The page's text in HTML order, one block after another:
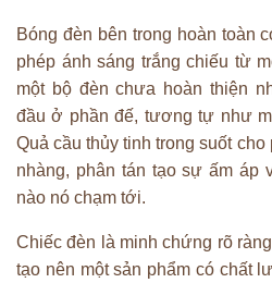
Bóng đèn bên trong hoàn toàn
phép ánh sáng trắng chiếu từ
một bộ đèn chưa hoàn thiện
đầu ở phần đế, tương tự như
Quả cầu thủy tinh trong suốt
nhàng, phân tán tạo sự ấm áp
nào nó chạm tới.
Chiếc đèn là minh chứng rõ
tạo nên một sản phẩm có chất